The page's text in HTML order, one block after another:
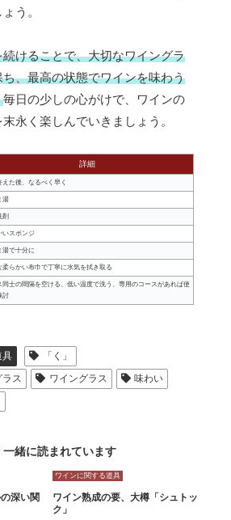
う。
けることで、大切なワイングラ
、最高の状態でワインを味わう
毎日の少しの心がけで、ワインの
永く楽しんでいきましょう。
詳細
えた後、なるべく早く
湯
剤
いスポンジ
湯で十分に
柔らかい布巾で丁寧に水気を拭き取る
同士の間隔を空ける、低い温度で洗う、専用のコースがあれば使
討
具
「く」
ス
ワイングラス
味わい
一緒に読まれています
深い関
ワインに関する道具
ワイン熟成の要、大樽「シュトッ
ク」